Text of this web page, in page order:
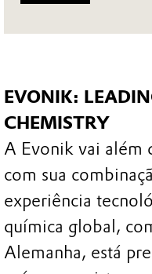
EVONIK:
CHEMISTRY
A Evonik vai além
com sua
experiência
química global,
Alemanha, está